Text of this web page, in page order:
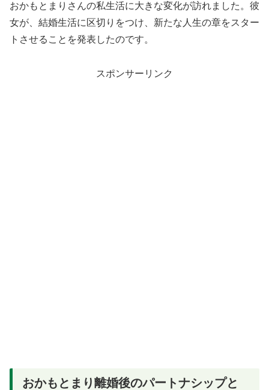
おかもとまりさんの私生活に大きな変化が訪れました。彼
女が、結婚生活に区切りをつけ、新たな人生の章をスター
トさせることを発表したのです。
スポンサーリンク
おかもとまり離婚後のパートナシップと